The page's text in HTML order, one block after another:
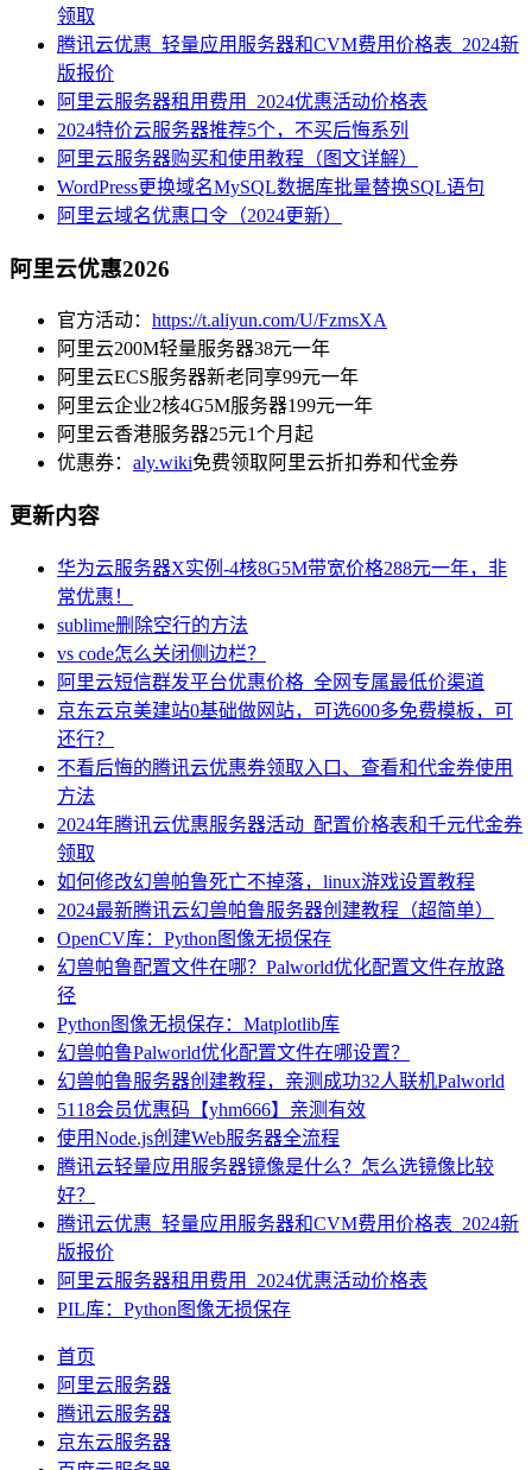
领取
腾讯云优惠_轻量应用服务器和CVM费用价格表_2024新
版报价
阿里云服务器租用费用_2024优惠活动价格表
2024特价云服务器推荐5个，不买后悔系列
阿里云服务器购买和使用教程（图文详解）
WordPress更换域名MySQL数据库批量替换SQL语句
阿里云域名优惠口令（2024更新）
阿里云优惠2026
官方活动： https://t.aliyun.com/U/FzmsXA
阿里云200M轻量服务器38元一年
阿里云ECS服务器新老同享99元一年
阿里云企业2核4G5M服务器199元一年
阿里云香港服务器25元1个月起
优惠券： aly.wiki免费领取阿里云折扣券和代金券
更新内容
华为云服务器X实例-4核8G5M带宽价格288元一年，非
常优惠！
sublime删除空行的方法
vs code怎么关闭侧边栏？
阿里云短信群发平台优惠价格_全网专属最低价渠道
京东云京美建站0基础做网站，可选600多免费模板，可
还行？
不看后悔的腾讯云优惠券领取入口、查看和代金券使用
方法
2024年腾讯云优惠服务器活动_配置价格表和千元代金券
领取
如何修改幻兽帕鲁死亡不掉落，linux游戏设置教程
2024最新腾讯云幻兽帕鲁服务器创建教程（超简单）
OpenCV库：Python图像无损保存
幻兽帕鲁配置文件在哪？Palworld优化配置文件存放路
径
Python图像无损保存：Matplotlib库
幻兽帕鲁Palworld优化配置文件在哪设置？
幻兽帕鲁服务器创建教程，亲测成功32人联机Palworld
5118会员优惠码【yhm666】亲测有效
使用Node.js创建Web服务器全流程
腾讯云轻量应用服务器镜像是什么？怎么选镜像比较
好？
腾讯云优惠_轻量应用服务器和CVM费用价格表_2024新
版报价
阿里云服务器租用费用_2024优惠活动价格表
PIL库：Python图像无损保存
首页
阿里云服务器
腾讯云服务器
京东云服务器